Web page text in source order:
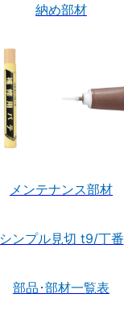
納め部材
メンテナンス部材
シンプル見切 t9/丁番
部品･部材一覧表